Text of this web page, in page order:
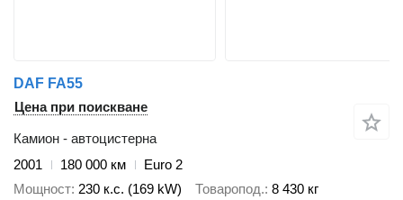
DAF FA55
Цена при поискване
Камион - автоцистерна
2001
180 000 км
Euro 2
Мощност 230 к.с. (169 kW) Товаропод. 8 430 кг